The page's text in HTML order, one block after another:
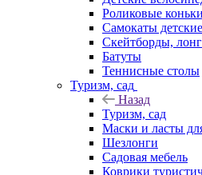
Роликовые коньки
Самокаты детские
Скейтборды,
Батуты
Теннисные столы
Туризм, сад
Назад
Туризм, сад
Маски и ласты
Шезлонги
Садовая мебель
Коврики